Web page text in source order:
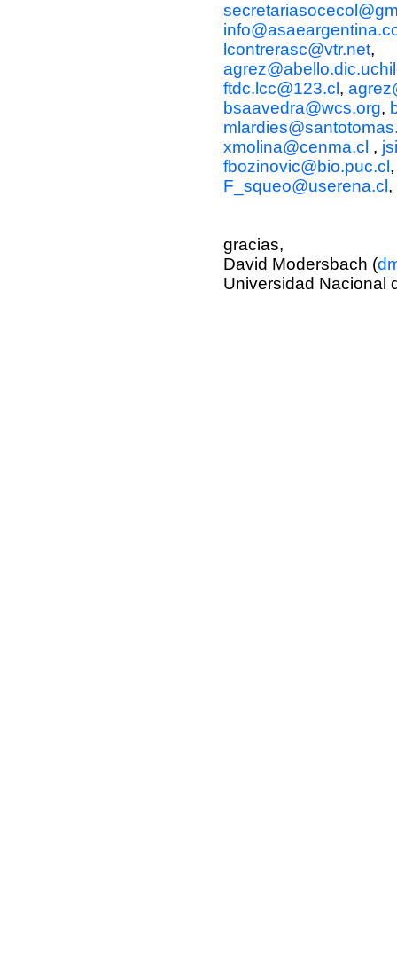
lcontrerasc@vtr.net,
ftdc.lcc@123.cl ,
bsaavedra@wcs.org,
xmolina@cenma.cl ,
fbozinovic@bio.puc.cl
F_squeo@userena.cl ,
gracias,
David Modersbach (
Universidad Nacional